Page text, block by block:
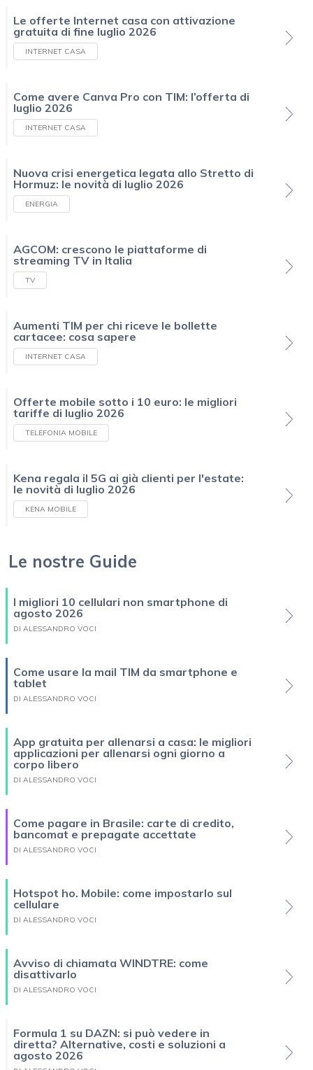
Le offerte Internet casa con attivazione
gratuita di fine luglio 2026
INTERNET CASA
Come avere Canva Pro con TIM: l’offerta di
luglio 2026
INTERNET CASA
Nuova crisi energetica legata allo Stretto di
Hormuz: le novità di luglio 2026
ENERGIA
AGCOM: crescono le piattaforme di
streaming TV in Italia
TV
Aumenti TIM per chi riceve le bollette
cartacee: cosa sapere
INTERNET CASA
Offerte mobile sotto i 10 euro: le migliori
tariffe di luglio 2026
TELEFONIA MOBILE
Kena regala il 5G ai già clienti per l'estate:
le novità di luglio 2026
KENA MOBILE
Le nostre Guide
I migliori 10 cellulari non smartphone di
agosto 2026
DI ALESSANDRO VOCI
Come usare la mail TIM da smartphone e
tablet
DI ALESSANDRO VOCI
App gratuita per allenarsi a casa: le migliori
applicazioni per allenarsi ogni giorno a
corpo libero
DI ALESSANDRO VOCI
Come pagare in Brasile: carte di credito,
bancomat e prepagate accettate
DI ALESSANDRO VOCI
Hotspot ho. Mobile: come impostarlo sul
cellulare
DI ALESSANDRO VOCI
Avviso di chiamata WINDTRE: come
disattivarlo
DI ALESSANDRO VOCI
Formula 1 su DAZN: si può vedere in
diretta? Alternative, costi e soluzioni a
agosto 2026